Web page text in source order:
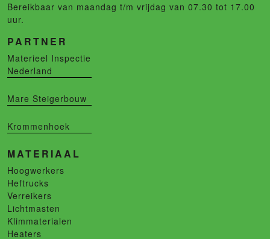
MATERIAAL
Hoogwerkers
Heftrucks
Verreikers
Lichtmasten
Klimmaterialen
Heaters
Bereikbaar van maandag t/m vrijdag van 07.30 tot 17.00
uur.
PARTNER
Materieel Inspectie
Nederland
Mare Steigerbouw
Krommenhoek